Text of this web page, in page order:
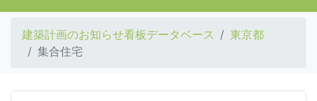
建築計画のお知らせ看板データベース
東京都
集合住宅